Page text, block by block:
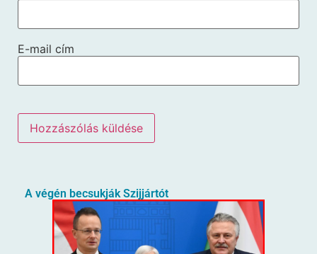
E-mail cím
A végén becsukják Szijjártót